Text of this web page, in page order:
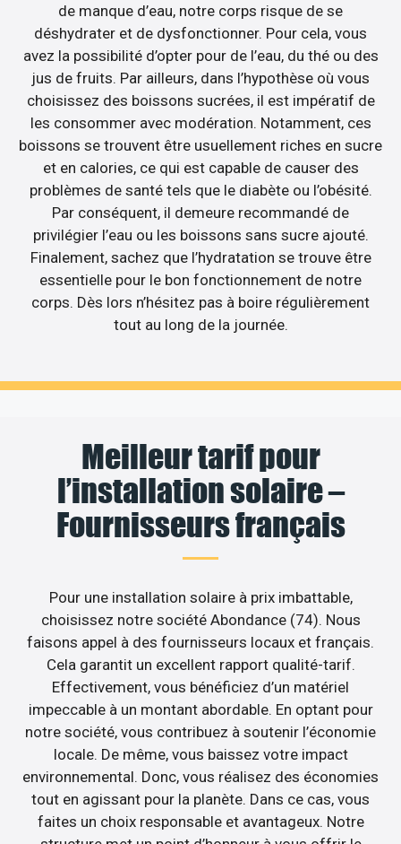
de manque d’eau, notre corps risque de se
déshydrater et de dysfonctionner. Pour cela, vous
avez la possibilité d’opter pour de l’eau, du thé ou des
jus de fruits. Par ailleurs, dans l’hypothèse où vous
choisissez des boissons sucrées, il est impératif de
les consommer avec modération. Notamment, ces
boissons se trouvent être usuellement riches en sucre
et en calories, ce qui est capable de causer des
problèmes de santé tels que le diabète ou l’obésité.
Par conséquent, il demeure recommandé de
privilégier l’eau ou les boissons sans sucre ajouté.
Finalement, sachez que l’hydratation se trouve être
essentielle pour le bon fonctionnement de notre
corps. Dès lors n’hésitez pas à boire régulièrement
tout au long de la journée.
Meilleur tarif pour
l’installation solaire –
Fournisseurs français
Pour une installation solaire à prix imbattable,
choisissez notre société Abondance (74). Nous
faisons appel à des fournisseurs locaux et français.
Cela garantit un excellent rapport qualité-tarif.
Effectivement, vous bénéficiez d’un matériel
impeccable à un montant abordable. En optant pour
notre société, vous contribuez à soutenir l’économie
locale. De même, vous baissez votre impact
environnemental. Donc, vous réalisez des économies
tout en agissant pour la planète. Dans ce cas, vous
faites un choix responsable et avantageux. Notre